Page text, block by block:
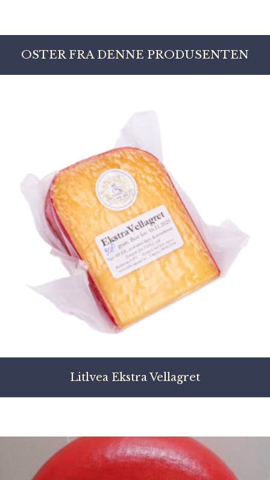
OSTER FRA DENNE PRODUSENTEN
Litlvea Ekstra Vellagret